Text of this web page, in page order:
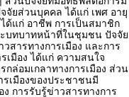
จัยส่วนบุคคล ได้แก่ เพศ อายุ
ด้แก่ อาชีพ การเป็นสมาชิก
บทบาทหน้าที่ในชุมชน ปัจจัย
สารทางการเมือง และการ
เมือง ได้แก่ ความสนใจ
กล่อมเกลาทางการเมือง ส่วน
เมืองของประชาชนมี
การรับรู้ข่าวสารทางการ